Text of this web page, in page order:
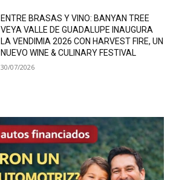
ENTRE BRASAS Y VINO: BANYAN TREE
VEYA VALLE DE GUADALUPE INAUGURA
LA VENDIMIA 2026 CON HARVEST FIRE, UN
NUEVO WINE & CULINARY FESTIVAL
30/07/2026